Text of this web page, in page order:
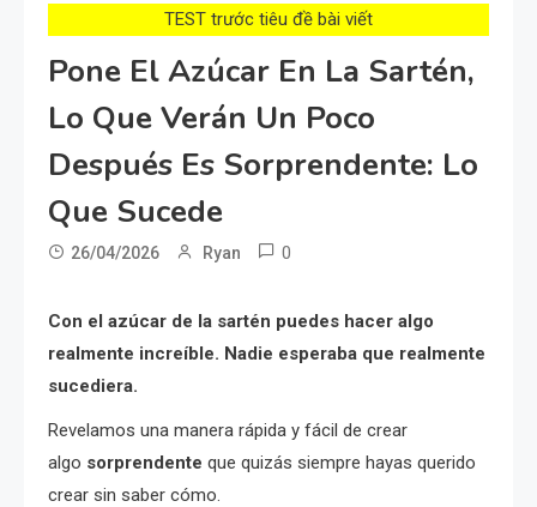
TEST trước tiêu đề bài viết
Pone El Azúcar En La Sartén,
Lo Que Verán Un Poco
Después Es Sorprendente: Lo
Que Sucede
26/04/2026 Ryan 0
Con el azúcar de la sartén puedes hacer algo
realmente increíble. Nadie esperaba que realmente
sucediera.
Revelamos una manera rápida y fácil de crear
algo sorprendente que quizás siempre hayas querido
crear sin saber cómo.